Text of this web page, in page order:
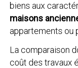
biens aux
maisons
appartements ou
La comparaison
coût des travaux